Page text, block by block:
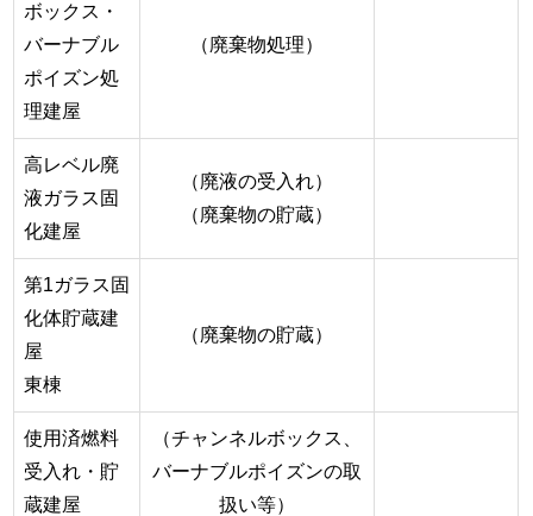
ボックス・
バーナブル
ポイズン処
理建屋
（廃棄物処理）
高レベル廃
液ガラス固
化建屋
（廃液の受入れ）
（廃棄物の貯蔵）
第1ガラス固
化体貯蔵建
屋
東棟
（廃棄物の貯蔵）
使用済燃料
受入れ・貯
蔵建屋
（チャンネルボックス、
バーナブルポイズンの取
扱い等）